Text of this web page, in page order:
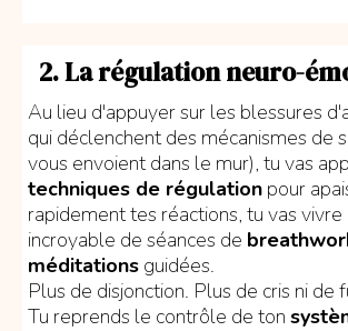
2. La régulation neuro-
Au lieu d'appuyer sur les blessures
qui déclenchent des mécanismes de
vous envoient dans le mur), tu vas
techniques de régulation pour
rapidement tes réactions, tu vas vivre
incroyable de séances de
méditations guidées.
Plus de disjonction. Plus de cris ni de
Tu reprends le contrôle de ton